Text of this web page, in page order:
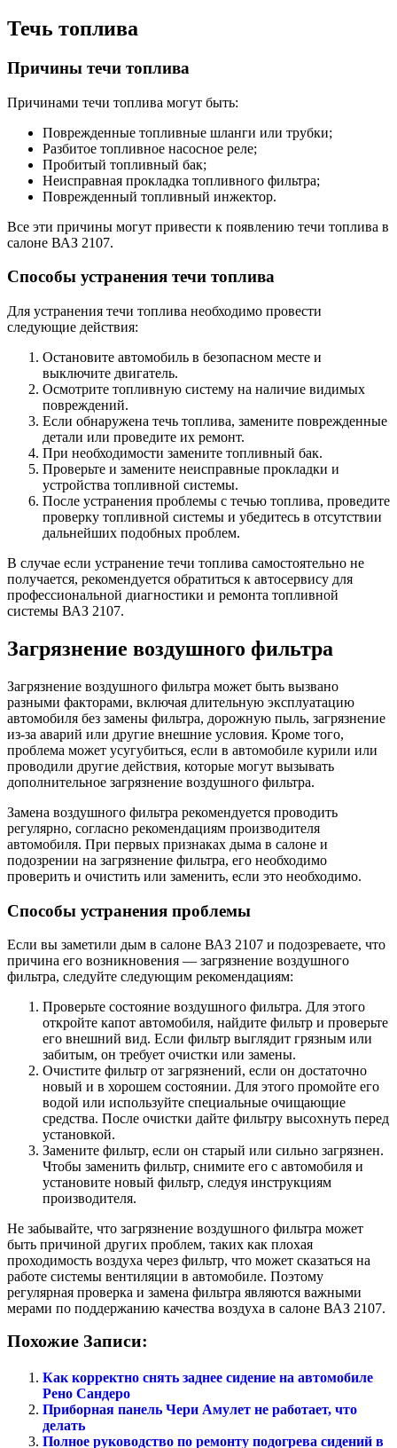
Течь топлива
Причины течи топлива
Причинами течи топлива могут быть:
Поврежденные топливные шланги или трубки;
Разбитое топливное насосное реле;
Пробитый топливный бак;
Неисправная прокладка топливного фильтра;
Поврежденный топливный инжектор.
Все эти причины могут привести к появлению течи топлива в
салоне ВАЗ 2107.
Способы устранения течи топлива
Для устранения течи топлива необходимо провести
следующие действия:
Остановите автомобиль в безопасном месте и
выключите двигатель.
Осмотрите топливную систему на наличие видимых
повреждений.
Если обнаружена течь топлива, замените поврежденные
детали или проведите их ремонт.
При необходимости замените топливный бак.
Проверьте и замените неисправные прокладки и
устройства топливной системы.
После устранения проблемы с течью топлива, проведите
проверку топливной системы и убедитесь в отсутствии
дальнейших подобных проблем.
В случае если устранение течи топлива самостоятельно не
получается, рекомендуется обратиться к автосервису для
профессиональной диагностики и ремонта топливной
системы ВАЗ 2107.
Загрязнение воздушного фильтра
Загрязнение воздушного фильтра может быть вызвано
разными факторами, включая длительную эксплуатацию
автомобиля без замены фильтра, дорожную пыль, загрязнение
из-за аварий или другие внешние условия. Кроме того,
проблема может усугубиться, если в автомобиле курили или
проводили другие действия, которые могут вызывать
дополнительное загрязнение воздушного фильтра.
Замена воздушного фильтра рекомендуется проводить
регулярно, согласно рекомендациям производителя
автомобиля. При первых признаках дыма в салоне и
подозрении на загрязнение фильтра, его необходимо
проверить и очистить или заменить, если это необходимо.
Способы устранения проблемы
Если вы заметили дым в салоне ВАЗ 2107 и подозреваете, что
причина его возникновения — загрязнение воздушного
фильтра, следуйте следующим рекомендациям:
Проверьте состояние воздушного фильтра. Для этого
откройте капот автомобиля, найдите фильтр и проверьте
его внешний вид. Если фильтр выглядит грязным или
забитым, он требует очистки или замены.
Очистите фильтр от загрязнений, если он достаточно
новый и в хорошем состоянии. Для этого промойте его
водой или используйте специальные очищающие
средства. После очистки дайте фильтру высохнуть перед
установкой.
Замените фильтр, если он старый или сильно загрязнен.
Чтобы заменить фильтр, снимите его с автомобиля и
установите новый фильтр, следуя инструкциям
производителя.
Не забывайте, что загрязнение воздушного фильтра может
быть причиной других проблем, таких как плохая
проходимость воздуха через фильтр, что может сказаться на
работе системы вентиляции в автомобиле. Поэтому
регулярная проверка и замена фильтра являются важными
мерами по поддержанию качества воздуха в салоне ВАЗ 2107.
Похожие Записи:
Как корректно снять заднее сидение на автомобиле
Рено Сандеро
Приборная панель Чери Амулет не работает, что
делать
Полное руководство по ремонту подогрева сидений в